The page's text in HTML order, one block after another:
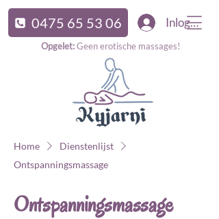
0475 65 53 06 Inloggen
Opgelet:Geen erotische massages!
Home
Dienstenlijst
Ontspanningsmassage
Ontspanningsmassage